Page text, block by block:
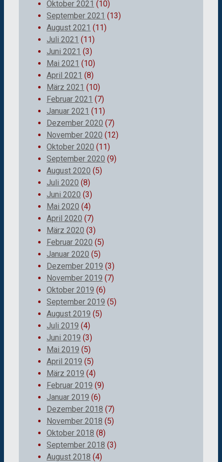
Oktober 2021 (10)
September 2021 (13)
August 2021 (11)
Juli 2021 (11)
Juni 2021 (3)
Mai 2021 (10)
April 2021 (8)
März 2021 (10)
Februar 2021 (7)
Januar 2021 (11)
Dezember 2020 (7)
November 2020 (12)
Oktober 2020 (11)
September 2020 (9)
August 2020 (5)
Juli 2020 (8)
Juni 2020 (3)
Mai 2020 (4)
April 2020 (7)
März 2020 (3)
Februar 2020 (5)
Januar 2020 (5)
Dezember 2019 (3)
November 2019 (7)
Oktober 2019 (6)
September 2019 (5)
August 2019 (5)
Juli 2019 (4)
Juni 2019 (3)
Mai 2019 (5)
April 2019 (5)
März 2019 (4)
Februar 2019 (9)
Januar 2019 (6)
Dezember 2018 (7)
November 2018 (5)
Oktober 2018 (8)
September 2018 (3)
August 2018 (4)